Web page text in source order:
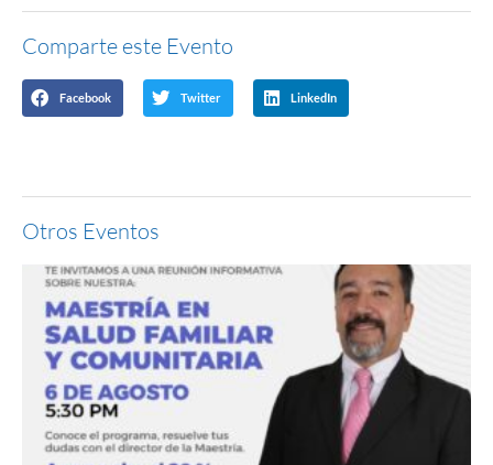
Comparte este Evento
Facebook Twitter LinkedIn
Otros Eventos